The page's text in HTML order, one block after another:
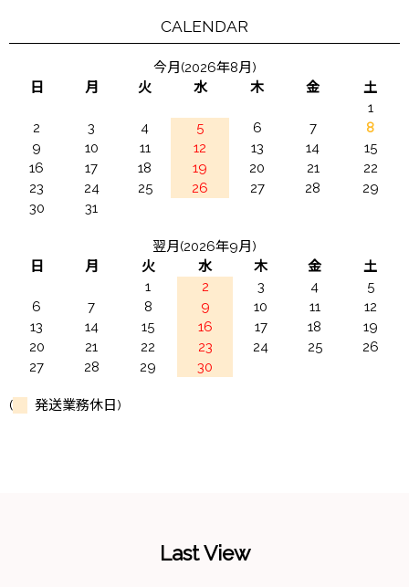
CALENDAR
今月(2026年8月)
日
月 火 水 木 金
土
1
2
3 4 5 6 7
8
9
10 11 12 13 14
15
16
17 18 19 20 21
22
23
24 25 26 27 28
29
30
31
翌月(2026年9月)
日
月 火 水 木 金
土
1
2 3 4
5
6
7 8 9 10 11
12
13
14 15 16 17 18
19
20
21 22 23 24 25
26
27
28 29 30
( 発送業務休日)
Last View